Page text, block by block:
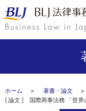
ホーム
著書・論文
[ 論文 ] 国際商事法務 「世界